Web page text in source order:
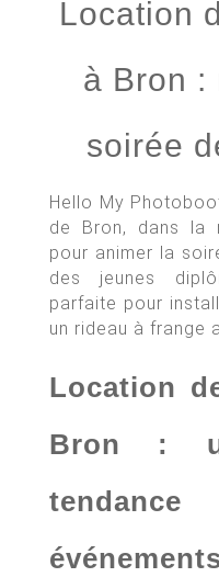
Location
à Bron :
soirée
Hello My
de Bron, dans la
pour animer la
des jeunes
parfaite pour
un rideau à frange
Location
Bron :